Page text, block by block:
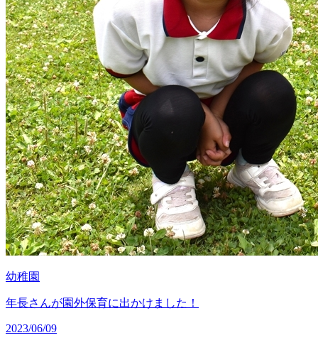
幼稚園
年長さんが園外保育に出かけました！
2023/06/09